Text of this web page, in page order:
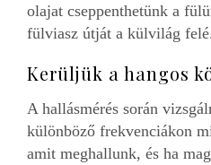
olajat cseppenthetünk a
fülviasz útját a külvilág
Kerüljük a hangos
A hallásmérés során
különböző frekvenciákon
amit meghallunk, és ha